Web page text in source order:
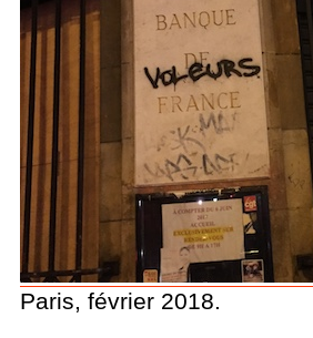
Paris, février 2018.